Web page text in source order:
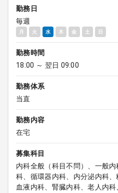
勤務日
毎週
月 火 水 木 金 土 日
勤務時間
18:00 ～ 翌日 09:00
勤務体系
当直
勤務内容
在宅
募集科目
内科全般（科目不問）、一般
科、循環器内科、内分泌内科、
血液内科、腎臓内科、老人内